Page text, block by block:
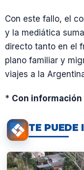
Con este fallo, el
y la mediática
directo tanto en el
plano familiar y
viajes a la
* Con información
TE PUEDE